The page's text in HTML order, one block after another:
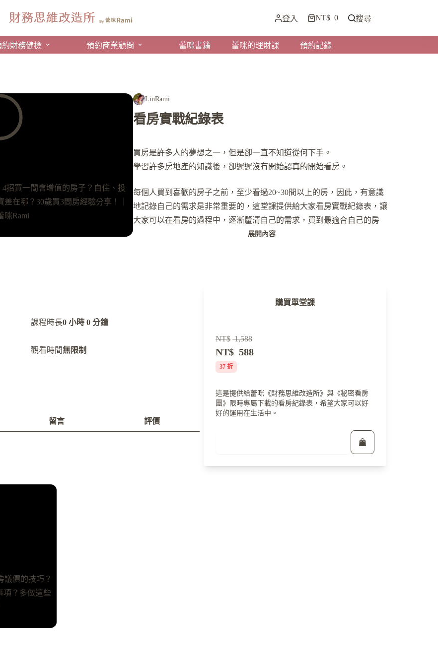
登入 NT$ 0 搜尋
約財務健檢 預約商業顧問 蕾咪書籍 蕾咪的理財課 預約記錄
4招買一間會增值的房子？自住、投
差在哪？30歲買3間房經驗分享！｜
咪Rami
LinRami
看房實戰紀錄表
買房是許多人的夢想之一，但是卻一直不知道從何下手。
學習許多房地產的知識後，卻遲遲沒有開始認真的開始看房。
每個人買到喜歡的房子之前，至少看過20~30間以上的房，因此，有意識
地記錄自己的需求是非常重要的，這堂課提供給大家看房實戰紀錄表，讓
大家可以在看房的過程中，逐漸釐清自己的需求，買到最適合自己的房
子。
展開內容
課程時長0 小時 0 分鐘
觀看時間無限制
留言 評價
議價的技巧？
項？多做這些
購買單堂課
NT$ 1,588
NT$ 588
37 折
這是提供給蕾咪《財務思維改造所》與《秘密看房
團》限時專屬下載的看房紀錄表，希望大家可以好
好的運用在生活中。